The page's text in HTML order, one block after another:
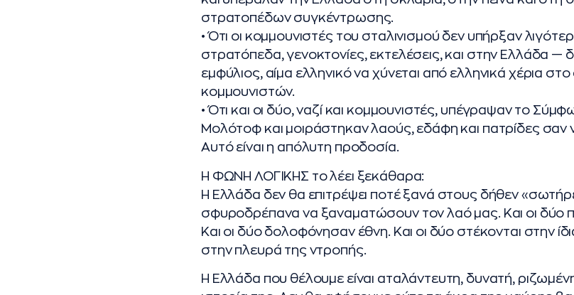
στρατοπέδων συγκέντρωσης.
• Ότι οι κομμουνιστές του σταλινισμού δεν υπήρξαν
στρατόπεδα, γενοκτονίες, εκτελέσεις, και στην Ελλάδα —
εμφύλιος, αίμα ελληνικό να χύνεται από ελληνικά χέρια
κομμουνιστών.
• Ότι και οι δύο, ναζί και κομμουνιστές, υπέγραψαν το
Μολότοφ και μοιράστηκαν λαούς, εδάφη και πατρίδες σαν
Αυτό είναι η απόλυτη προδοσία.
Η ΦΩΝΗ ΛΟΓΙΚΗΣ το λέει ξεκάθαρα:
Η Ελλάδα δεν θα επιτρέψει ποτέ ξανά στους δήθεν
σφυροδρέπανα να ξαναματώσουν τον λαό μας. Και οι δύο
Και οι δύο δολοφόνησαν έθνη. Και οι δύο στέκονται στην
στην πλευρά της ντροπής.
Η Ελλάδα που θέλουμε είναι αταλάντευτη, δυνατή,